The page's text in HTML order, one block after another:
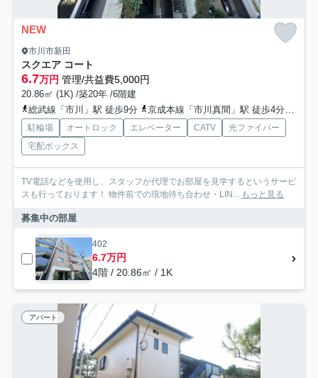
NEW
市川市新田
スクエア コート
6.7万円 管理/共益費5,000円
20.86㎡ (1K) /築20年 /6階建
総武線「市川」駅 徒歩9分
京成本線「市川真間」駅 徒歩4分
駐輪場 オートロック エレベーター CATV
光ファイバー
宅配ボックス
TV電話などを使用し、スタッフが代理でお部屋を見学するというサービ
スも行っております！ 物件前での現地待ち合わせ・LIN... もっと見る
募集中の部屋
402
6.7万円
4階 / 20.86㎡ / 1K
アパート